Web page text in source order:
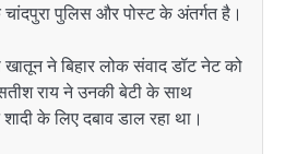
पुलिस और पोस्ट के अंतर्गत है।
ने बिहार लोक संवाद डॉट नेट को
राय ने उनकी बेटी के साथ
के लिए दबाव डाल रहा था।